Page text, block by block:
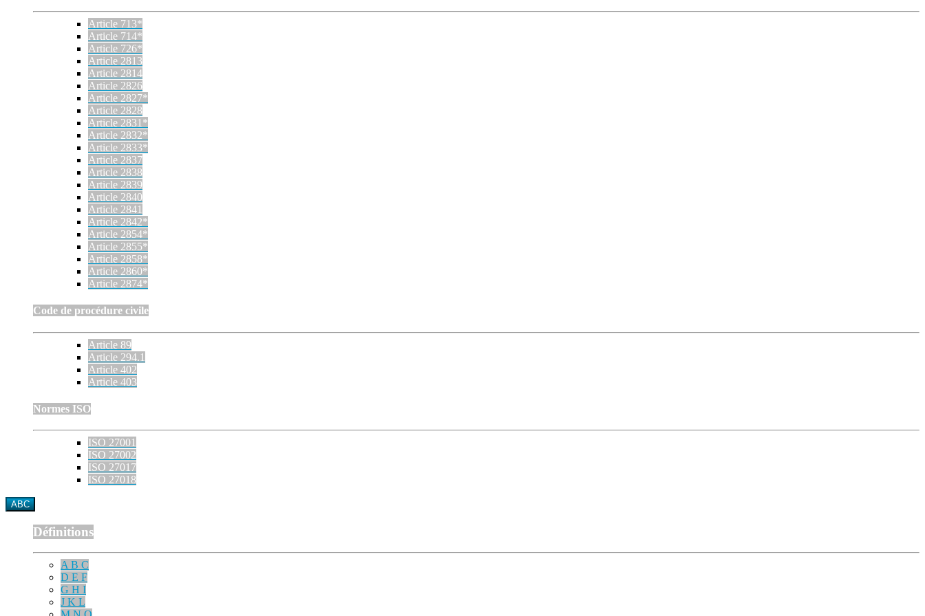
Article 713*
Article 714*
Article 726*
Article 2813
Article 2814
Article 2826
Article 2827*
Article 2828
Article 2831*
Article 2832*
Article 2833*
Article 2837
Article 2838
Article 2839
Article 2840
Article 2841
Article 2842*
Article 2854*
Article 2855*
Article 2858*
Article 2860*
Article 2874*
Code de procédure civile
Article 89
Article 294.1
Article 402
Article 403
Normes ISO
ISO 27001
ISO 27002
ISO 27017
ISO 27018
ABC
Définitions
A B C
D E F
G H I
J K L